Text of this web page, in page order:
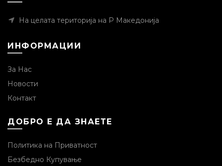
На целата територија на Р Македонија
ИНФОРМАЦИИ
За Нас
Новости
Контакт
ДОБРО Е ДА ЗНАЕТЕ
Политика на Приватност
Безбедно Купување